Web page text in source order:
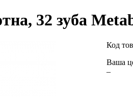
32 зуба
Код
Ваша
–